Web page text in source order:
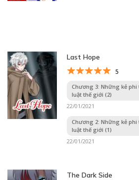
Last Hope
5
Chương 3: Những kẻ
luật thế giới (2)
22/01/2021
Chương 2: Những kẻ
luật thế giới (1)
22/01/2021
The Dark Side